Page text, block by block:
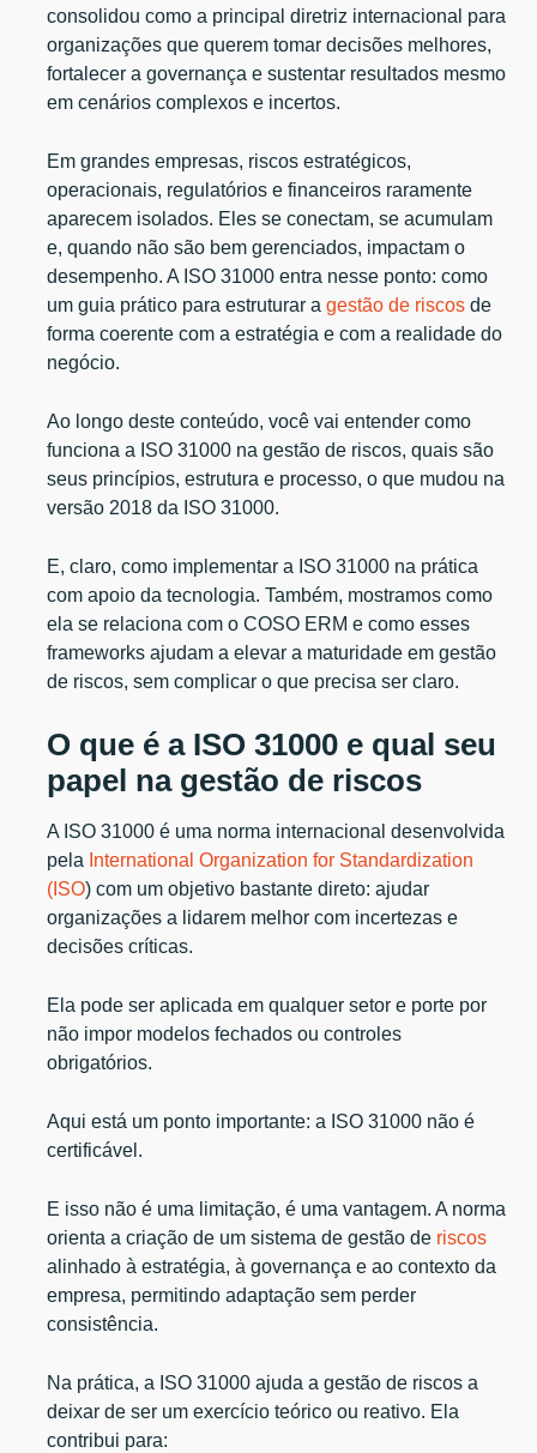
consolidou como a principal diretriz internacional para
organizações que querem tomar decisões melhores,
fortalecer a governança e sustentar resultados mesmo
em cenários complexos e incertos.
Em grandes empresas, riscos estratégicos,
operacionais, regulatórios e financeiros raramente
aparecem isolados. Eles se conectam, se acumulam
e, quando não são bem gerenciados, impactam o
desempenho. A ISO 31000 entra nesse ponto: como
um guia prático para estruturar agestão de riscos de
forma coerente com a estratégia e com a realidade do
negócio.
Ao longo deste conteúdo, você vai entender como
funciona a ISO 31000 na gestão de riscos, quais são
seus princípios, estrutura e processo, o que mudou na
versão 2018 da ISO 31000.
E, claro, como implementar a ISO 31000 na prática
com apoio da tecnologia. Também, mostramos como
ela se relaciona com o COSO ERM e como esses
frameworks ajudam a elevar a maturidade em gestão
de riscos, sem complicar o que precisa ser claro.
O que é a ISO 31000 e qual seu
papel na gestão de riscos
A ISO 31000 é uma norma internacional desenvolvida
pela International Organization for Standardization
(ISO) com um objetivo bastante direto: ajudar
organizações a lidarem melhor com incertezas e
decisões críticas.
Ela pode ser aplicada em qualquer setor e porte por
não impor modelos fechados ou controles
obrigatórios.
Aqui está um ponto importante: a ISO 31000 não é
certificável.
E isso não é uma limitação, é uma vantagem. A norma
orienta a criação de um sistema de gestão de riscos
alinhado à estratégia, à governança e ao contexto da
empresa, permitindo adaptação sem perder
consistência.
Na prática, a ISO 31000 ajuda a gestão de riscos a
deixar de ser um exercício teórico ou reativo. Ela
contribui para: